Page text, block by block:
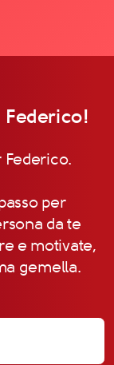
Federico!
Federico.
per
da te
e motivate,
gemella.